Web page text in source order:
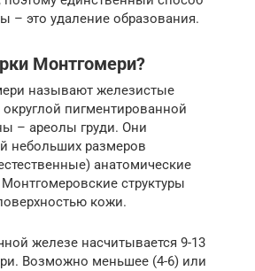
– это удаление образования.
Монтгомери?
называют железистые
пигментированной
– ареолы груди. Они
небольших размеров
анатомические
структуры
кожи.
железе насчитывается 9-13
Возможно меньшее (4-6) или